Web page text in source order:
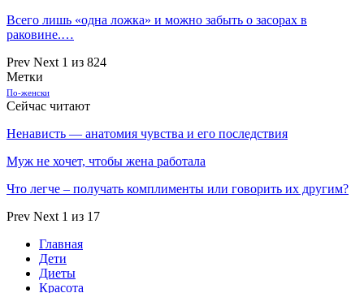
Всего лишь «одна ложка» и можно забыть о засорах в
раковине.…
Prev Next 1 из 824
Метки
По-женски
Сейчас читают
Ненависть — анатомия чувства и его последствия
Муж не хочет, чтобы жена работала
Что легче – получать комплименты или говорить их другим?
Prev Next 1 из 17
Главная
Дети
Диеты
Красота